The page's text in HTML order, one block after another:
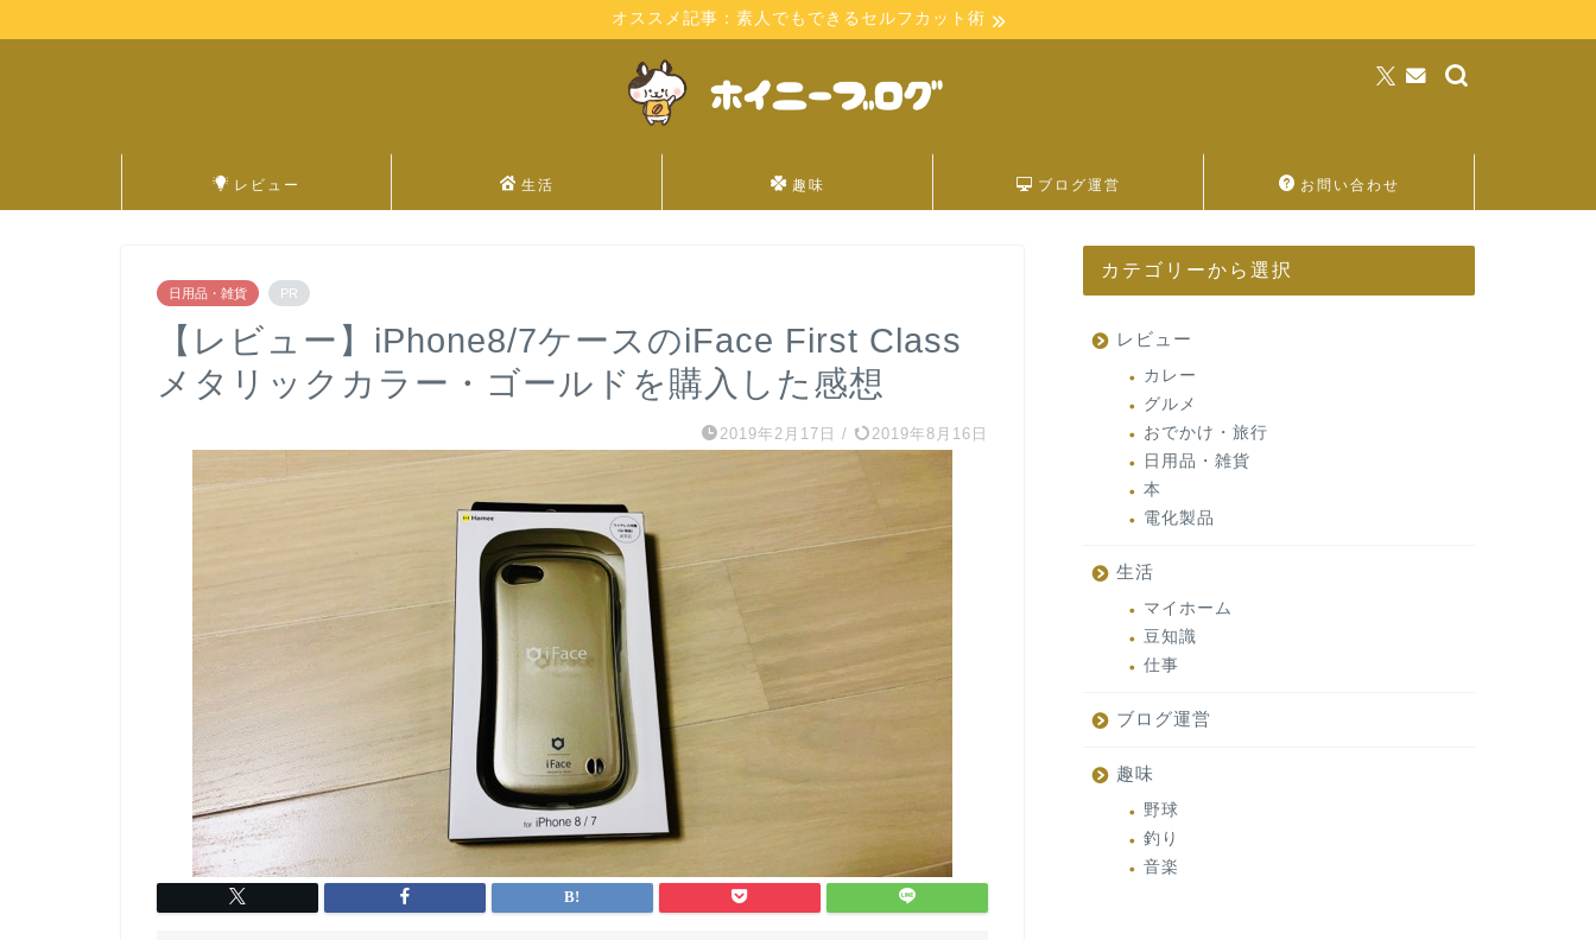
オススメ記事：素人でもできるセルフカット術
レビュー 生活 趣味 ブログ運営 お問い合わせ
日用品・雑貨 PR
【レビュー】iPhone8/7ケースのiFace First Class
メタリックカラー・ゴールドを購入した感想
2019年2月17日 / 2019年8月16日
カテゴリーから選択
レビュー
カレー
グルメ
おでかけ・旅行
日用品・雑貨
本
電化製品
生活
マイホーム
豆知識
仕事
ブログ運営
趣味
野球
釣り
音楽